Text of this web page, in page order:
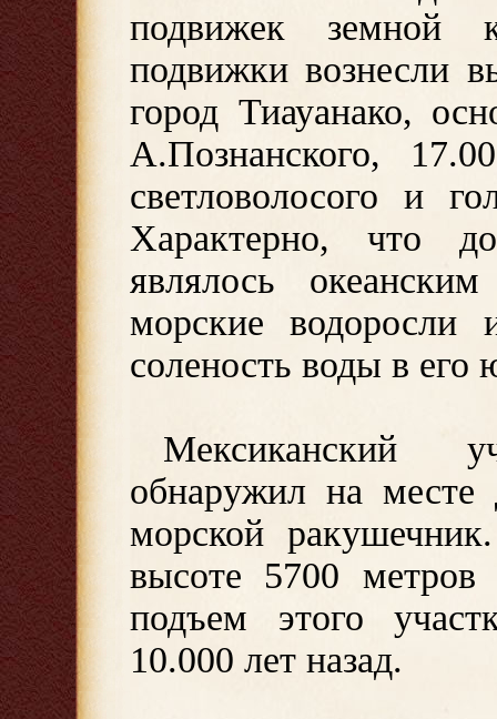
подвижек земной
подвижки вознесли
город Тиауанако,
А.Познанского,
светловолосого и
Характерно, что
являлось
морские
соленость воды в его
Мексиканский
обнаружил на
морской
высоте 5700
подъем этого
10.000 лет назад.